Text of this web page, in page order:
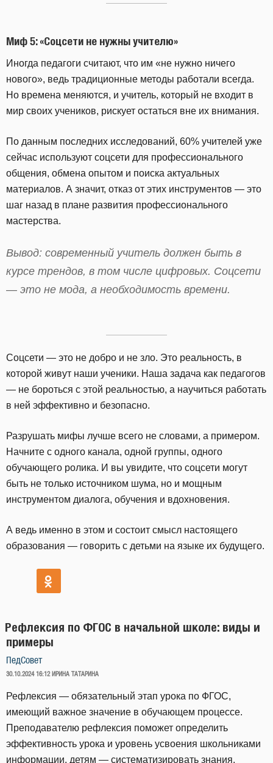
Миф 5: «Соцсети не нужны учителю»
Иногда педагоги считают, что им «не нужно ничего
нового», ведь традиционные методы работали всегда.
Но времена меняются, и учитель, который не входит в
мир своих учеников, рискует остаться вне их внимания.
По данным последних исследований, 60% учителей уже
сейчас используют соцсети для профессионального
общения, обмена опытом и поиска актуальных
материалов. А значит, отказ от этих инструментов — это
шаг назад в плане развития профессионального
мастерства.
Вывод: современный учитель должен быть в
курсе трендов, в том числе цифровых. Соцсети
— это не мода, а необходимость времени.
Соцсети — это не добро и не зло. Это реальность, в
которой живут наши ученики. Наша задача как педагогов
— не бороться с этой реальностью, а научиться работать
в ней эффективно и безопасно.
Разрушать мифы лучше всего не словами, а примером.
Начните с одного канала, одной группы, одного
обучающего ролика. И вы увидите, что соцсети могут
быть не только источником шума, но и мощным
инструментом диалога, обучения и вдохновения.
А ведь именно в этом и состоит смысл настоящего
образования — говорить с детьми на языке их будущего.
Рефлексия по ФГОС в начальной школе: виды и
примеры
ПедСовет
ОПУБЛИКОВАНО
30.10.2024 16:12 ИРИНА ТАТАРИНА
Рефлексия — обязательный этап урока по ФГОС,
имеющий важное значение в обучающем процессе.
Преподавателю рефлексия поможет определить
эффективность урока и уровень усвоения школьниками
информации, детям — систематизировать знания.